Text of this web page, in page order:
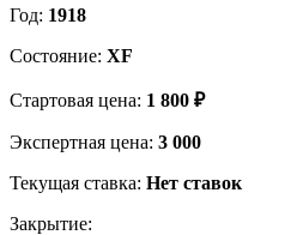
Год: 1918
Состояние: XF
Стартовая цена: 1 800 ₽
Экспертная цена: 3 000
Текущая ставка: Нет ставок
Закрытие: